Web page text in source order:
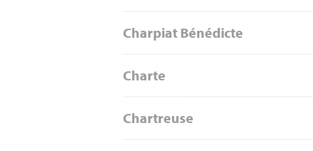
Charpiat Bénédicte
Charte
Chartreuse